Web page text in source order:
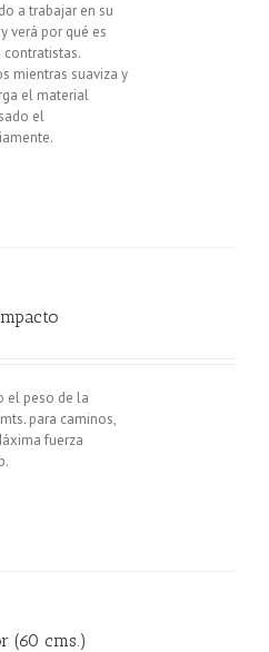
a trabajar en su
verá por qué es
mientras suaviza y
el material
el
el peso de la
para caminos,
fuerza
(60 cms.)